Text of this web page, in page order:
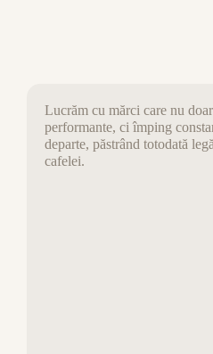
Lucrăm cu mărci care nu
performante, ci împing
departe, păstrând totodată
cafelei.